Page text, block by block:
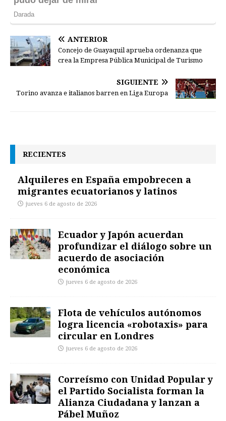
ANTERIOR
Concejo de Guayaquil aprueba ordenanza que
crea la Empresa Pública Municipal de Turismo
SIGUIENTE
Torino avanza e italianos barren en Liga Europa
RECIENTES
Alquileres en España empobrecen a
migrantes ecuatorianos y latinos
jueves 6 de agosto de 2026
Ecuador y Japón acuerdan
profundizar el diálogo sobre un
acuerdo de asociación
económica
jueves 6 de agosto de 2026
Flota de vehículos autónomos
logra licencia «robotaxis» para
circular en Londres
jueves 6 de agosto de 2026
Correísmo con Unidad Popular y
el Partido Socialista forman la
Alianza Ciudadana y lanzan a
Pábel Muñoz